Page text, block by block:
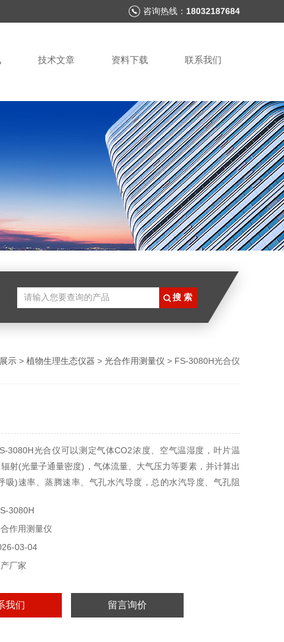
咨询热线： 18032187684
技术文章 资料下载 联系我们
示 > 植物生理生态仪器 > 光合作用测量仪 > FS-3080H光合仪
3080H光合仪可以测定气体CO2浓度、空气温湿度，叶片温
射(光量子通量密度)，气体流量、大气压力等要素，并计算出
吸)速率、蒸腾速率、气孔水汽导度，总的水汽导度、气孔阻
氧化碳记录仪使用。
3080H
作用测量仪
03-04
厂家
我们 留言询价